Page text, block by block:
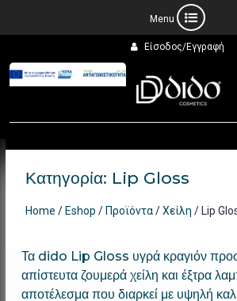
στο
περιεχόμενο
Είσοδος/Εγγραφή
Κατηγορία: Lip Gloss
Home / Eshop / Προϊόντα/Χείλη / Lip
Τα dido Lip Gloss υγρά κραγιόν
απίστευτα ζουμερά χείλη και έξτρα
αποτέλεσμα που διαρκεί με υψηλή